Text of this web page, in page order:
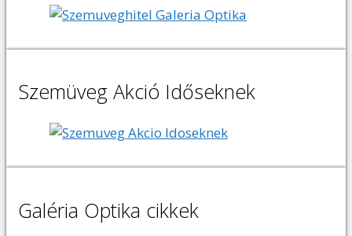
Szemüveg Akció Időseknek
Galéria Optika cikkek